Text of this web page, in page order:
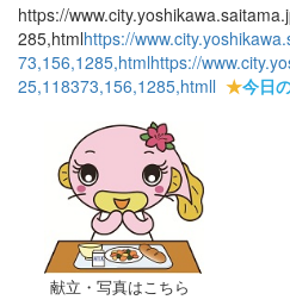
https://
285,htmlhttps://
73,156,1285,htmlhttps://
25,118373,156,1285,htmll ★今日
献立・写真はこちら